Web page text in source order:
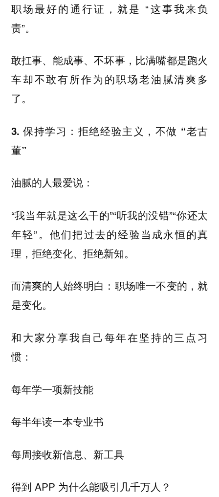
职场最好的通行证，就是 “这事我来负
责”。
敢扛事、能成事、不坏事，比满嘴都是跑火
车却不敢有所作为的职场老油腻清爽多
了。
3. 保持学习：拒绝经验主义，不做 “老古
董”
油腻的人最爱说：
“我当年就是这么干的”“听我的没错”“你还太
年轻”。他们把过去的经验当成永恒的真
理，拒绝变化、拒绝新知。
而清爽的人始终明白：职场唯一不变的，就
是变化。
和大家分享我自己每年在坚持的三点习
惯：
每年学一项新技能
每半年读一本专业书
每周接收新信息、新工具
得到 APP 为什么能吸引几千万人？